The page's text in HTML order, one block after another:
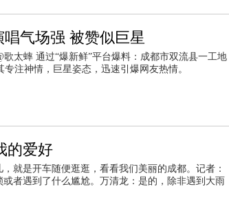
气场强 被赞似巨星
歌太蟀 通过“爆新鲜”平台爆料：成都市双流县一工地
注神情，巨星姿态，迅速引爆网友热情。
的爱好
就是开车随便逛逛，看看我们美丽的成都。记者：
者遇到了什么尴尬。万清龙：是的，除非遇到大雨